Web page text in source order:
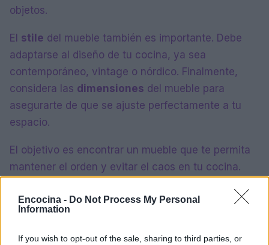
Encocina - Do Not Process My Personal
Information
If you wish to opt-out of the sale, sharing to third parties, or
objetos.
El stile del mueble también es importante. Debe
adaptarse al diseño de tu cocina, ya sea
contemporáneo, vintage o nórdico. Finalmente,
considera las dimensiones del mueble para
asegurarte de que se ajuste perfectamente a tu
espacio.
El objetivo es encontrar un mueble que te permita
mantener el orden y evitar el caos en tu cocina.
tu espacio en un área funcional y estéticamente